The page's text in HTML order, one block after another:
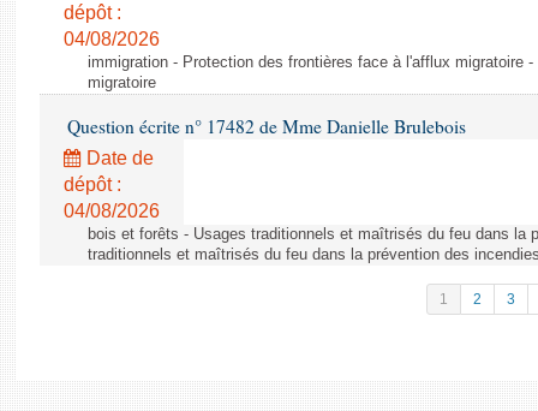
dépôt :
04/08/2026
immigration - Protection des frontières face à l'afflux migratoire
migratoire
Question écrite n° 17482 de Mme Danielle Brulebois
Date de
dépôt :
04/08/2026
bois et forêts - Usages traditionnels et maîtrisés du feu dans la
traditionnels et maîtrisés du feu dans la prévention des
1 2 3